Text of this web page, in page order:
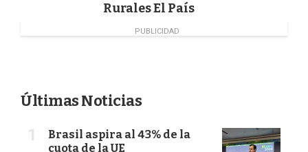
Rurales El País
PUBLICIDAD
Últimas Noticias
Brasil aspira al 43% de la
cuota de la UE